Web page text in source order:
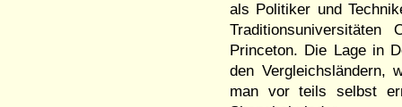
als Politiker und
Princeton. Die Lage in
den Vergleichsländern,
man vor teils selbst